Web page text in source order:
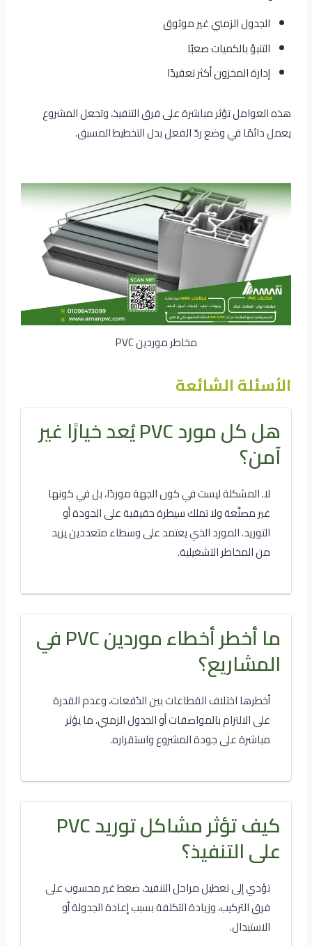
الجدول الزمني غير موثوق
التنبؤ بالكميات صعبًا
إدارة المخزون أكثر تعقيدًا
هذه العوامل تؤثر مباشرة على فرق التنفيذ، وتجعل المشروع
يعمل دائمًا في وضع ردّ الفعل بدل التخطيط المسبق.
مخاطر موردين PVC
الأسئلة الشائعة
هل كل مورد PVC يُعد خيارًا غير
آمن؟
لا. المشكلة ليست في كون الجهة موردًا، بل في كونها
غير مصنِّعة ولا تملك سيطرة حقيقية على الجودة أو
التوريد. المورد الذي يعتمد على وسطاء متعددين يزيد
من المخاطر التشغيلية.
ما أخطر أخطاء موردين PVC في
المشاريع؟
أخطرها اختلاف القطاعات بين الدُفعات، وعدم القدرة
على الالتزام بالمواصفات أو الجدول الزمني، ما يؤثر
مباشرة على جودة المشروع واستقراره.
كيف تؤثر مشاكل توريد PVC
على التنفيذ؟
تؤدي إلى تعطيل مراحل التنفيذ، ضغط غير محسوب على
فرق التركيب، وزيادة التكلفة بسبب إعادة الجدولة أو
الاستبدال.